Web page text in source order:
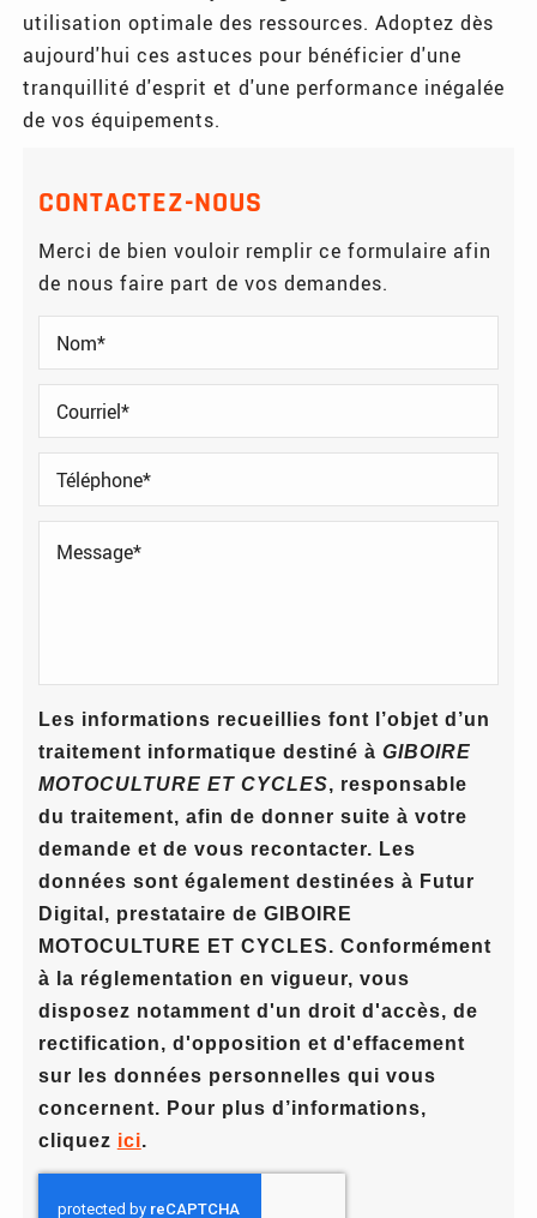
utilisation optimale des ressources. Adoptez dès
aujourd'hui ces astuces pour bénéficier d'une
tranquillité d'esprit et d'une performance inégalée
de vos équipements.
CONTACTEZ-NOUS
Merci de bien vouloir remplir ce formulaire afin
de nous faire part de vos demandes.
Les informations recueillies font l’objet d’un
traitement informatique destiné à GIBOIRE
MOTOCULTURE ET CYCLES, responsable
du traitement, afin de donner suite à votre
demande et de vous recontacter. Les
données sont également destinées à Futur
Digital, prestataire de GIBOIRE
MOTOCULTURE ET CYCLES. Conformément
à la réglementation en vigueur, vous
disposez notamment d'un droit d'accès, de
rectification, d'opposition et d'effacement
sur les données personnelles qui vous
concernent. Pour plus d’informations,
cliquez ici.